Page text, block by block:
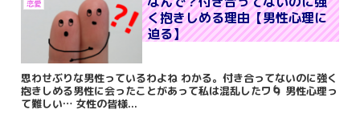
恋愛
く抱きしめる理由【男性心理に
迫る】
思わせぶりな男性っているわよね わかる。付き合ってないのに強く
抱きしめる男性に会ったことがあって私は混乱したワ🌀 男性心理っ
て難しい… 女性の皆様...